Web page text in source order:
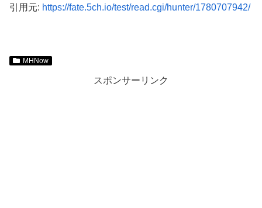
引用元: https://fate.5ch.io/test/read.cgi/hunter/1780707942/
MHNow
スポンサーリンク